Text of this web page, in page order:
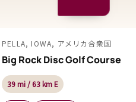
PELLA, IOWA, アメリカ合衆国
Big Rock Disc Golf Course
39 mi / 63 km E